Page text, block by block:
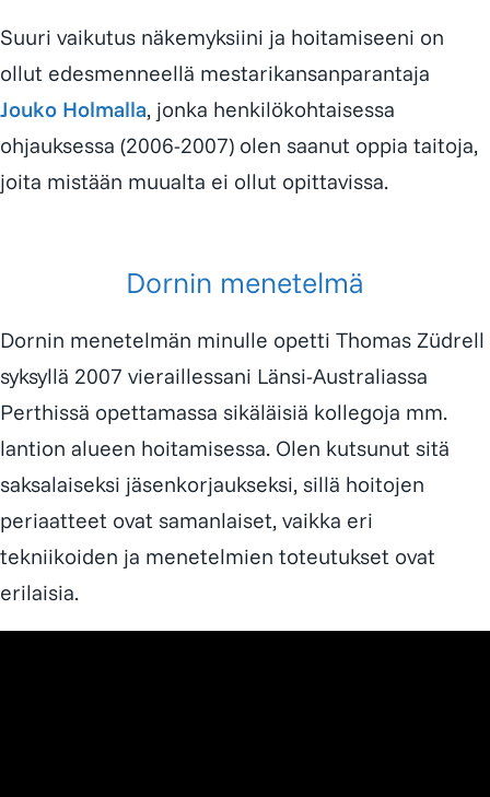
Suuri vaikutus näkemyksiini ja hoitamiseeni on
ollut edesmenneellä mestarikansanparantaja
Jouko Holmalla, jonka henkilökohtaisessa
ohjauksessa (2006-2007) olen saanut oppia taitoja,
joita mistään muualta ei ollut opittavissa.
Dornin menetelmä
Dornin menetelmän minulle opetti Thomas Züdrell
syksyllä 2007 vieraillessani Länsi-Australiassa
Perthissä opettamassa sikäläisiä kollegoja mm.
lantion alueen hoitamisessa. Olen kutsunut sitä
saksalaiseksi jäsenkorjaukseksi, sillä hoitojen
periaatteet ovat samanlaiset, vaikka eri
tekniikoiden ja menetelmien toteutukset ovat
erilaisia.